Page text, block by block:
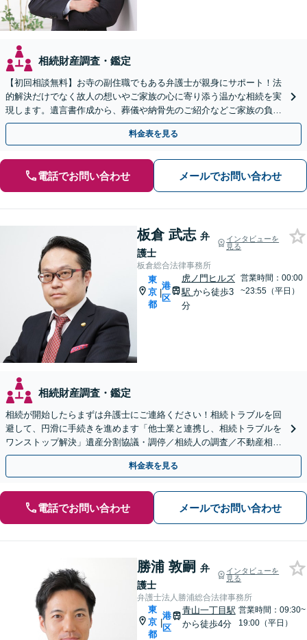
相続財産調査・鑑定
【初回相談無料】お寺の副住職でもある弁護士が親身にサポート！法
的解決だけでなく故人の想いやご家族の心に寄り添う温かな相続を実
現します。遺言書作成から、葬儀や納骨先のご紹介などご家族の負担
をワンストップで軽減。【web面談可能】
料金表を見る
電話でお問い合わせ メールでお問い合わせ
板倉 武志 弁
護士
インタビューを
見る
板倉総合法律事務所
東
京
都
|
港
区
虎ノ門ヒルズ
駅 から徒歩3
分
営業時間：00:00
~23:55（平日）
相続財産調査・鑑定
相続が開始したらまずは弁護士にご連絡ください！相続トラブルを回
避して、円滑に手続きを進めます「他士業と連携し、相続トラブルを
ワンストップ解決」遺産分割協議・調停／相続人の調査／不動産相続
／遺留分侵害額請求／相続放棄／使い込み／遺言書作成など
料金表を見る
電話でお問い合わせ メールでお問い合わせ
勝浦 敦嗣 弁
護士
インタビューを
見る
弁護士法人勝浦総合法律事務所
東
京
都
|
港
区
青山一丁目駅
から徒歩4分
営業時間：09:30~
19:00（平日）